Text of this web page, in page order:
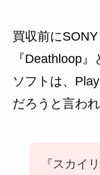
買収前に
『Deathloop
ソフトは、
だろうと言われ
『スカイ